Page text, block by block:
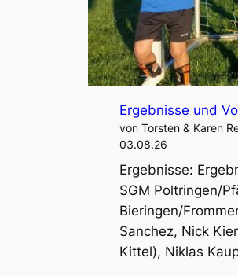
Ergebnisse und
von Torsten & Karen
03.08.26
Ergebnisse:
SGM Poltringen/
Bieringen/
Sanchez, Nick
Kittel), Niklas